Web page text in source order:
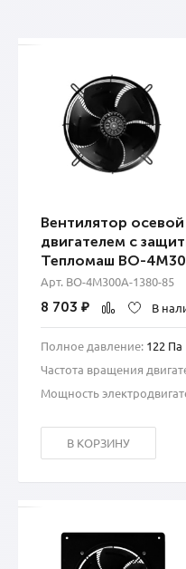
Вентилятор
двигателем с
Тепломаш ВО-
Арт. ВО-4М300A-1380-85
8 703 ₽ В
Полное давление: 122 Па
Частота вращения
Мощность
В КОРЗИНУ